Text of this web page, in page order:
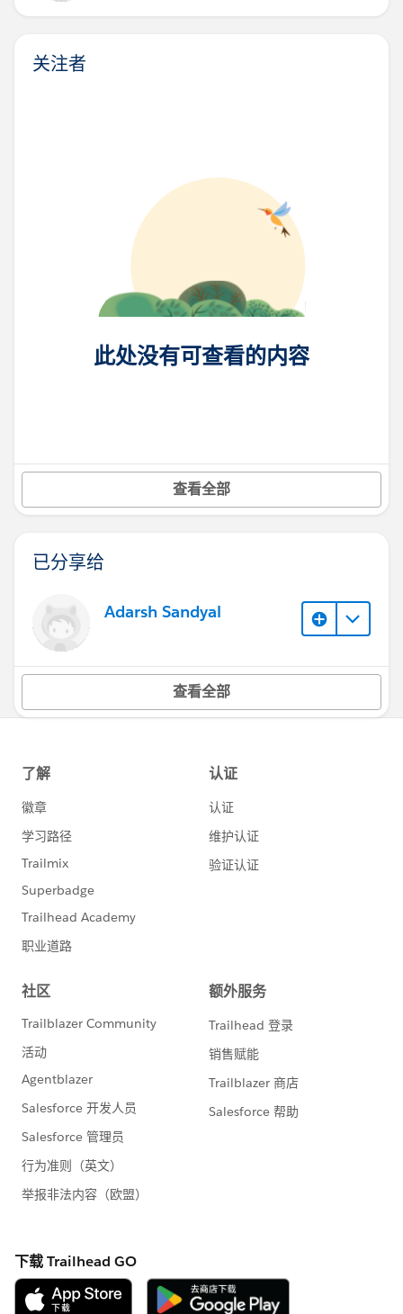
关注者
此处没有可查看的内容
查看全部
已分享给
Adarsh Sandyal
查看全部